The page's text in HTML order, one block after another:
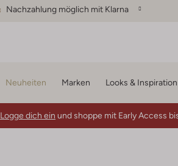
Nachzahlung möglich mit Klarna
Neuheiten Marken Looks & Inspiration
Logge dich ein und shoppe mit Early Access